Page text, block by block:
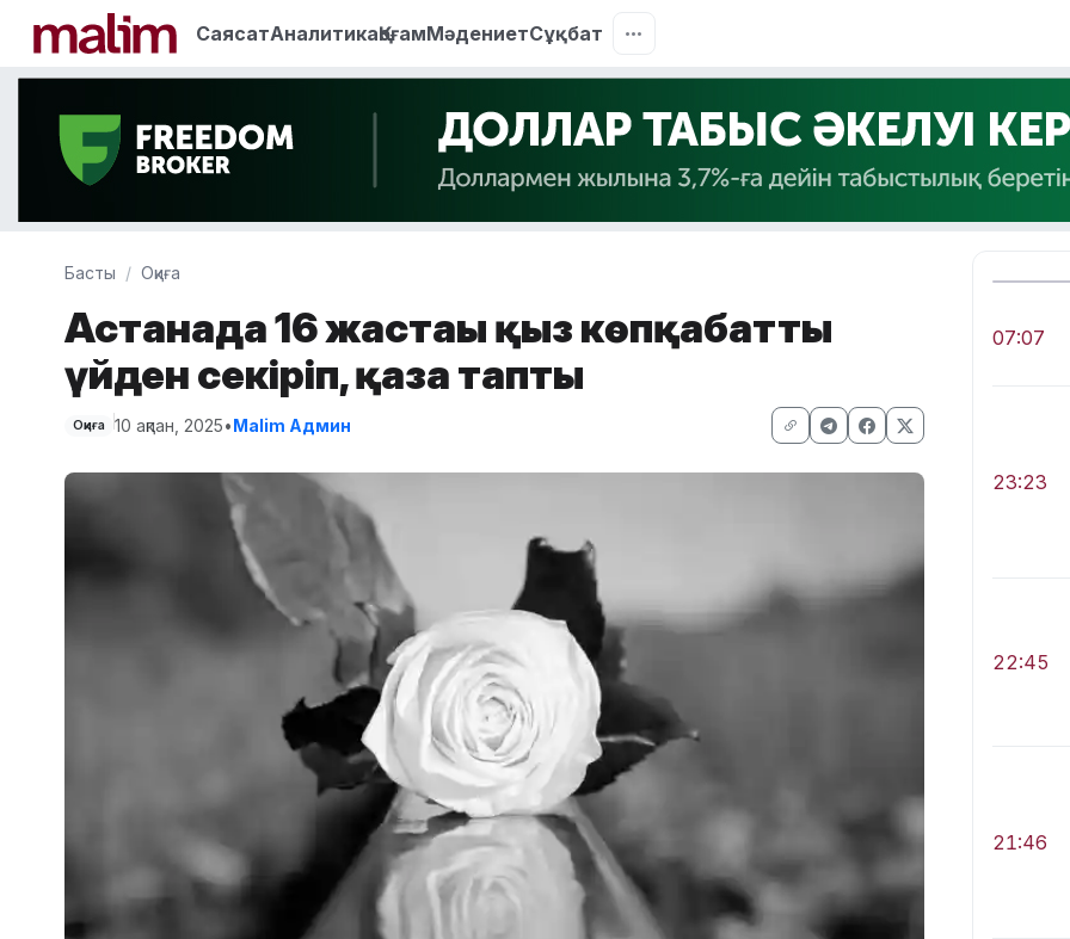
СаясатАналитикаҚоғамМәдениетСұқбат
Басты Оқиға
Астанада 16 жастағы қыз көпқабатты
үйден секіріп, қаза тапты
Оқиға 10 ақпан, 2025•Malim Админ
07:07
23:23
22:45
21:46